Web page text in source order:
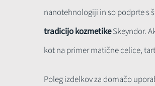
nanotehnologiji in so podprte
tradicijo kozmetikeSkeyndor.
kot na primer matične celice,
Poleg izdelkov za domačo